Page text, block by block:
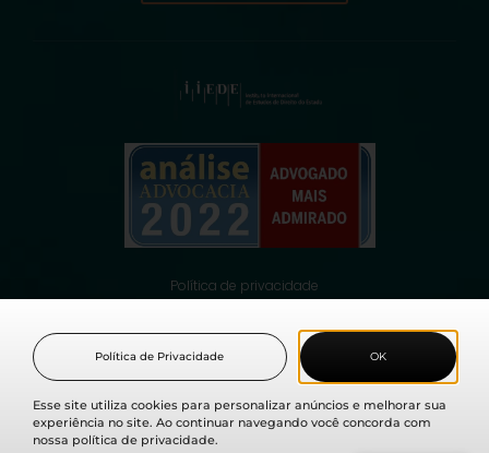
Política de privacidade
© 2021 Fabio Medina Osorio, todos os direitos reservados.
Esse site utiliza cookies para personalizar anúncios e melhorar sua
experiência no site. Ao continuar navegando você concorda com
nossa política de privacidade.
OK
Política de Privacidade